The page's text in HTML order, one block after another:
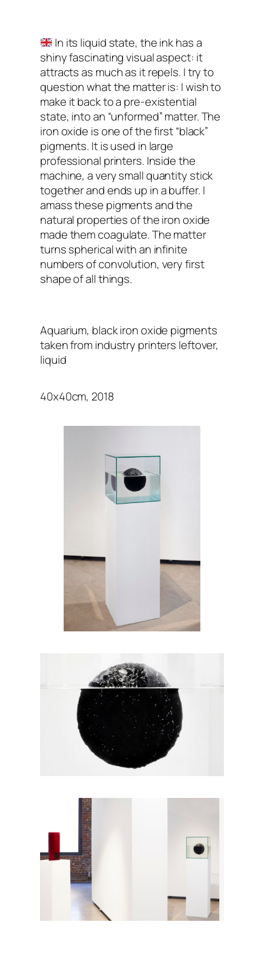
In its liquid state, the ink has a
shiny fascinating visual aspect: it
attracts as much as it repels. I try to
question what the matter is: I wish to
make it back to a pre-existential
state, into an “unformed” matter. The
iron oxide is one of the first “black”
pigments. It is used in large
professional printers. Inside the
machine, a very small quantity stick
together and ends up in a buffer. I
amass these pigments and the
natural properties of the iron oxide
made them coagulate. The matter
turns spherical with an infinite
numbers of convolution, very first
shape of all things.
Aquarium, black iron oxide pigments
taken from industry printers leftover,
liquid
40x40cm, 2018